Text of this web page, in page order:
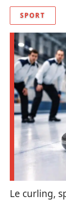
SPORT
Le curling,